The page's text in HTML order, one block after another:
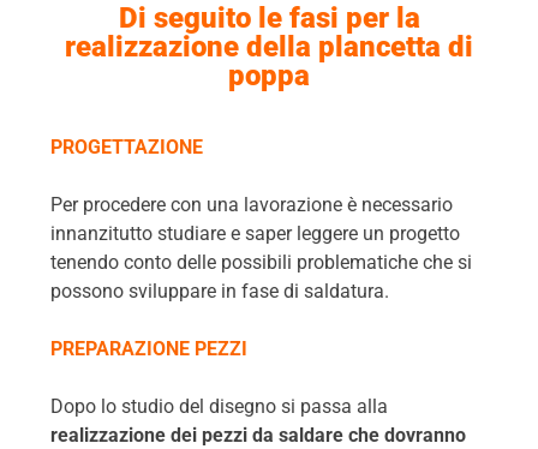
Di seguito le fasi per la
realizzazione della plancetta di
poppa
PROGETTAZIONE
Per procedere con una lavorazione è necessario
innanzitutto studiare e saper leggere un progetto
tenendo conto delle possibili problematiche che si
possono sviluppare in fase di saldatura.
PREPARAZIONE PEZZI
Dopo lo studio del disegno si passa alla
realizzazione dei pezzi da saldare che dovranno